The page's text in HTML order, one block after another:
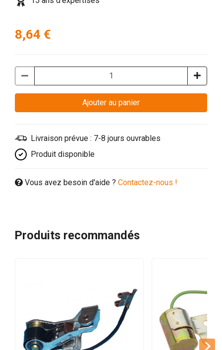
8,64 €
Ajouter au panier
Livraison prévue : 7-8 jours ouvrables
Produit disponible
Vous avez besoin d'aide ? Contactez-nous !
Produits recommandés